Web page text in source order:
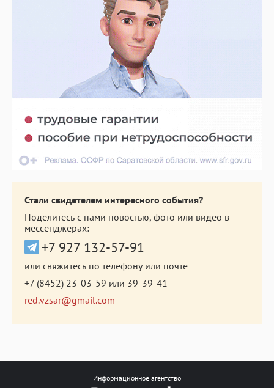
Стали свидетелем интересного события?
Поделитесь с нами новостью, фото или видео в
мессенджерах:
+7 927 132-57-91
или свяжитесь по телефону или почте
+7 (8452) 23-03-59 или 39-39-41
red.vzsar@gmail.com
Информационное агентство